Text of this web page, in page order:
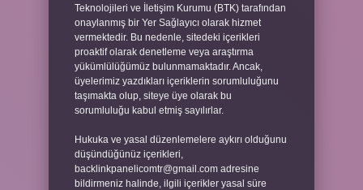
Teknolojileri ve İletişim Kurumu (BTK) tarafından
onaylanmış bir Yer Sağlayıcı olarak hizmet
vermektedir. Bu nedenle, sitedeki içerikleri
proaktif olarak denetleme veya araştırma
yükümlülüğümüz bulunmamaktadır. Ancak,
üyelerimiz yazdıkları içeriklerin sorumluluğunu
taşımakta olup, siteye üye olarak bu
sorumluluğu kabul etmiş sayılırlar.
Hukuka ve yasal düzenlemelere aykırı olduğunu
düşündüğünüz içerikleri,
backlinkpanelicomtr@gmail.com adresine
bildirmeniz halinde, ilgili içerikler yasal süre